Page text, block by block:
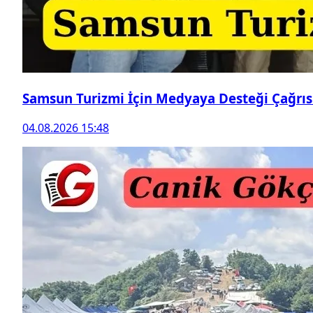
Samsun Turizmi İçin Medyaya Desteği
04.08.2026 15:48